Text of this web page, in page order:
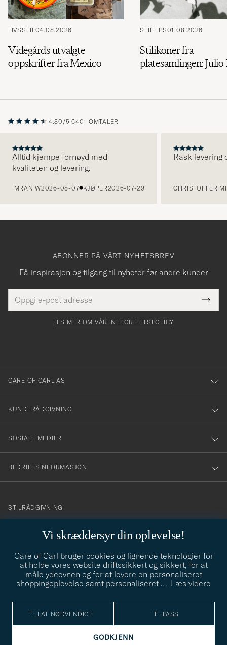
LIVSSTIL 04.08.2026
Videgårds utvalgte
oppskrifter fra Mexico
STILTIPS01.08.2026
Stilikoner fra
platesamlingen: Julio
4.80/5 6401 OMTALER
Alltid kjempe fornøyd med
kvaliteten og levering.
IMRAN W2026-08-07 KJØPER2026-07-29
Rask levering
CHRISTOFFER
Vi skræddersyr din oplevelse!
Care of Carl bruger cookies og lignende teknologier for
at holde vores website driftssikkert og sikkert, for at
måle ydeevnen og for at levere en personaliseret
shoppingoplevelse samt personaliseret … Læs videre
TILLAT NØDVENDIGE TILPASS
GODKJENN
ABONNER PÅ VÅRT NYHETSBREV
Få inspirasjon og tilgang til nyheter før andre kunder
postadresse
felt
Tack
för
dig
till
vårt
nyhetsbrev!
LES MER OM VÅR INTEGRITETSPOLICY
CARE OF CARL AS
KUNDERÅDGIVNING
SOSIALE MEDIER
BEDRIFTSINFORMASJON
info@careofcarl.no
STILRÅDGIVNING
STILRÅDGIVNING
© Care of Carl 2026